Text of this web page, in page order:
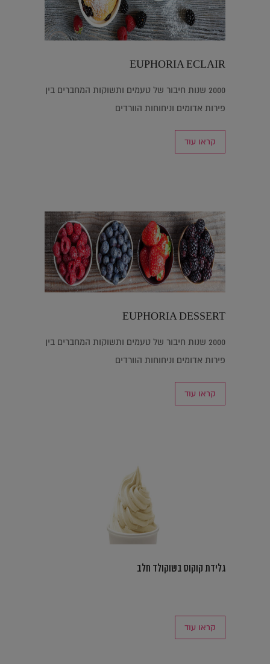
EUPHORIA ECLAIR
2000 שנות חיבור של טעמים ותשוקות המחברים בין
פירות אדומים וניחוחות הוורדים
קראו עוד
EUPHORIA DESSERT
2000 שנות חיבור של טעמים ותשוקות המחברים בין
פירות אדומים וניחוחות הוורדים
קראו עוד
גלידת קוקוס בשוקולד חלב
קראו עוד